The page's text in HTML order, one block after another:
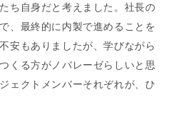
ち自身だと考えました。社長の
、最終的に内製で進めることを
安もありましたが、学びながら
くる方がノバレーゼらしいと思
ェクトメンバーそれぞれが、ひ